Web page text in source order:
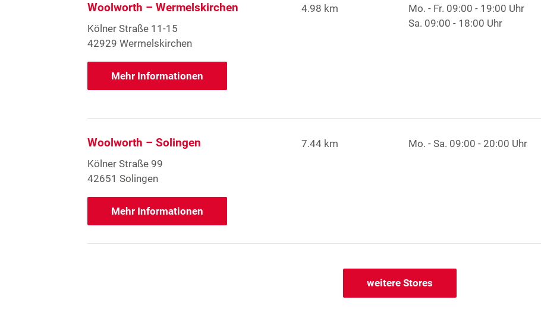
Woolworth – Wermelskirchen
Kölner Straße 11-15
42929 Wermelskirchen
Mehr Informationen
4.98 km Mo. - Fr. 09:00 - 19:00 Uhr
Sa. 09:00 - 18:00 Uhr
Woolworth – Solingen
Kölner Straße 99
42651 Solingen
Mehr Informationen
7.44 km Mo. - Sa. 09:00 - 20:00 Uhr
weitere Stores